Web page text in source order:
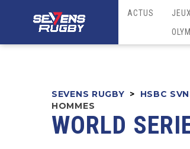
ACTUS
JEUX
SEVENS RUGBY > HSBC
HOMMES
WORLD